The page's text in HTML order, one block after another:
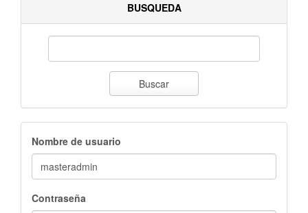
BUSQUEDA
Buscar
Nombre de usuario
Contraseña